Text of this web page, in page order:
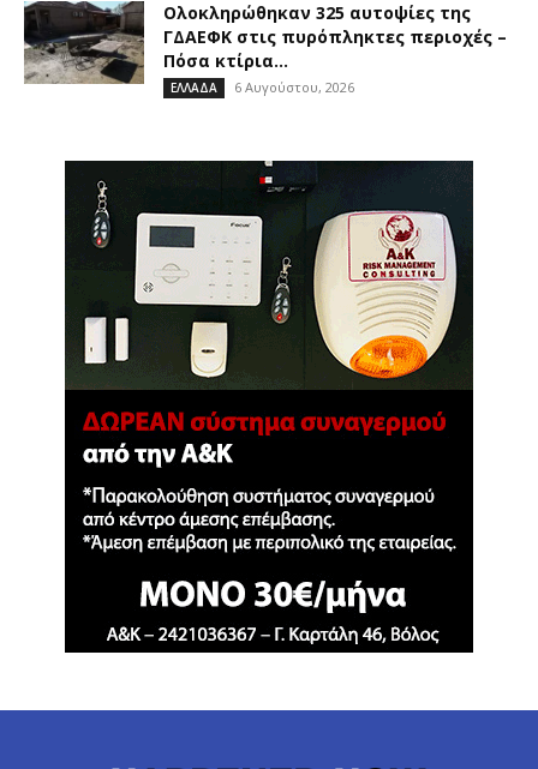
Ολοκληρώθηκαν 325 αυτοψίες της
ΓΔΑΕΦΚ στις πυρόπληκτες περιοχές –
Πόσα κτίρια...
ΕΛΛΑΔΑ 6 Αυγούστου, 2026